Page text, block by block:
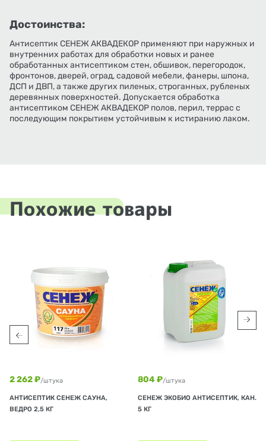
Достоинства:
Антисептик СЕНЕЖ АКВАДЕКОР применяют при наружных и
внутренних работах для обработки новых и ранее
обработанных антисептиком стен, обшивок, перегородок,
фронтонов, дверей, оград, садовой мебели, фанеры, шпона,
ДСП и ДВП, а также других пиленых, строганных, рубленых
деревянных поверхностей. Допускается обработка
антисептиком СЕНЕЖ АКВАДЕКОР полов, перил, террас с
последующим покрытием устойчивым к истиранию лаком.
Похожие товары
2 262 ₽/штука
АНТИСЕПТИК СЕНЕЖ САУНА,
ВЕДРО 2,5 КГ
804 ₽/штука
СЕНЕЖ ЭКОБИО АНТИСЕПТИК, КАН.
5 КГ